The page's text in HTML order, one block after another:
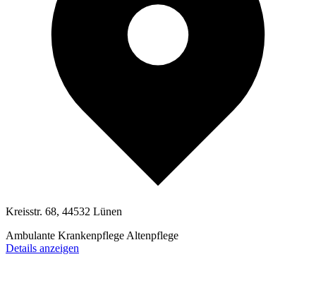
Kreisstr. 68, 44532 Lünen
Ambulante Krankenpflege Altenpflege
Details anzeigen